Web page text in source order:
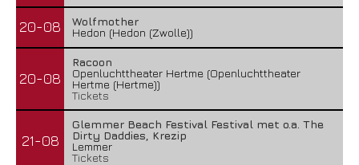
20-08
Wolfmother
Hedon (Hedon (Zwolle))
20-08
Racoon
Openluchttheater Hertme (Openluchttheater
Hertme (Hertme))
Tickets
21-08
Glemmer Beach Festival Festival met o.a. The
Dirty Daddies, Krezip
Lemmer
Tickets